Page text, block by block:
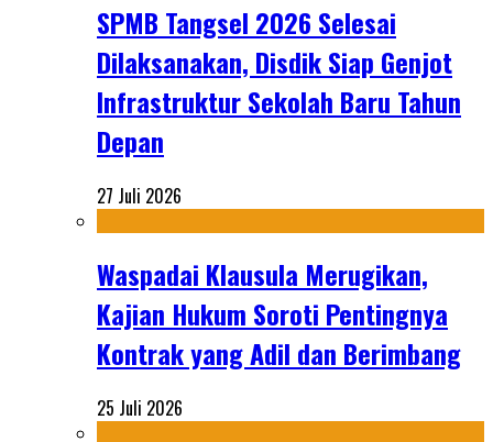
SPMB Tangsel 2026 Selesai
Dilaksanakan, Disdik Siap Genjot
Infrastruktur Sekolah Baru Tahun
Depan
27 Juli 2026
Waspadai Klausula Merugikan,
Kajian Hukum Soroti Pentingnya
Kontrak yang Adil dan Berimbang
25 Juli 2026